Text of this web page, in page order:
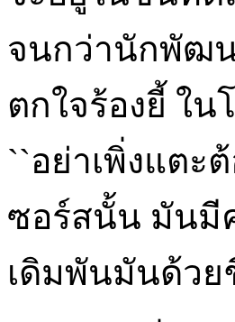
จนกว่านักพัฒ
ตกใจร้องยี้ ใ
``อย่าเพิ่งแตะ
ซอร์สนั้น มันมี
เดิมพันมันด้วย